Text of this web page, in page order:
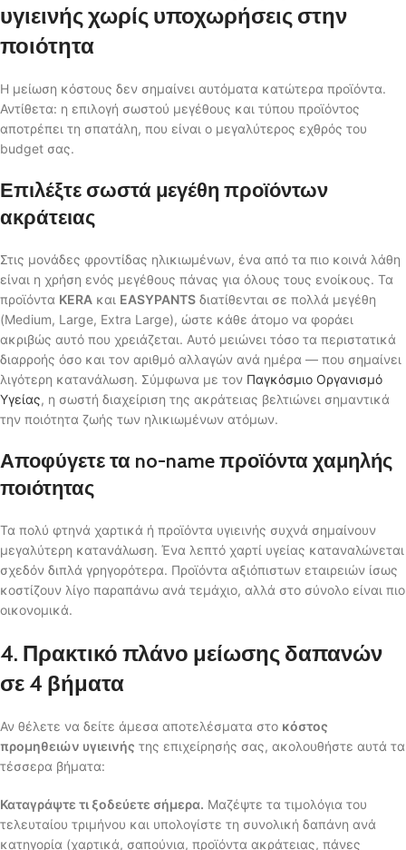
υγιεινής χωρίς υποχωρήσεις στην
ποιότητα
Η μείωση κόστους δεν σημαίνει αυτόματα κατώτερα προϊόντα.
Αντίθετα: η επιλογή σωστού μεγέθους και τύπου προϊόντος
αποτρέπει τη σπατάλη, που είναι ο μεγαλύτερος εχθρός του
budget σας.
Επιλέξτε σωστά μεγέθη προϊόντων
ακράτειας
Στις μονάδες φροντίδας ηλικιωμένων, ένα από τα πιο κοινά λάθη
είναι η χρήση ενός μεγέθους πάνας για όλους τους ενοίκους. Τα
προϊόντα KERA και EASYPANTS διατίθενται σε πολλά μεγέθη
(Medium, Large, Extra Large), ώστε κάθε άτομο να φοράει
ακριβώς αυτό που χρειάζεται. Αυτό μειώνει τόσο τα περιστατικά
διαρροής όσο και τον αριθμό αλλαγών ανά ημέρα — που σημαίνει
λιγότερη κατανάλωση. Σύμφωνα με τον Παγκόσμιο Οργανισμό
Υγείας, η σωστή διαχείριση της ακράτειας βελτιώνει σημαντικά
την ποιότητα ζωής των ηλικιωμένων ατόμων.
Αποφύγετε τα no-name προϊόντα χαμηλής
ποιότητας
Τα πολύ φτηνά χαρτικά ή προϊόντα υγιεινής συχνά σημαίνουν
μεγαλύτερη κατανάλωση. Ένα λεπτό χαρτί υγείας καταναλώνεται
σχεδόν διπλά γρηγορότερα. Προϊόντα αξιόπιστων εταιρειών ίσως
κοστίζουν λίγο παραπάνω ανά τεμάχιο, αλλά στο σύνολο είναι πιο
οικονομικά.
4. Πρακτικό πλάνο μείωσης δαπανών
σε 4 βήματα
Αν θέλετε να δείτε άμεσα αποτελέσματα στο κόστος
προμηθειών υγιεινής της επιχείρησής σας, ακολουθήστε αυτά τα
τέσσερα βήματα:
Καταγράψτε τι ξοδεύετε σήμερα. Μαζέψτε τα τιμολόγια του
τελευταίου τριμήνου και υπολογίστε τη συνολική δαπάνη ανά
κατηγορία (χαρτικά, σαπούνια, προϊόντα ακράτειας, πάνες